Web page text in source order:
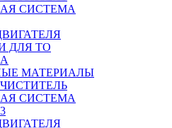
СИСТЕМА
ДЛЯ ТО
МАТЕРИАЛЫ
СИСТЕМА